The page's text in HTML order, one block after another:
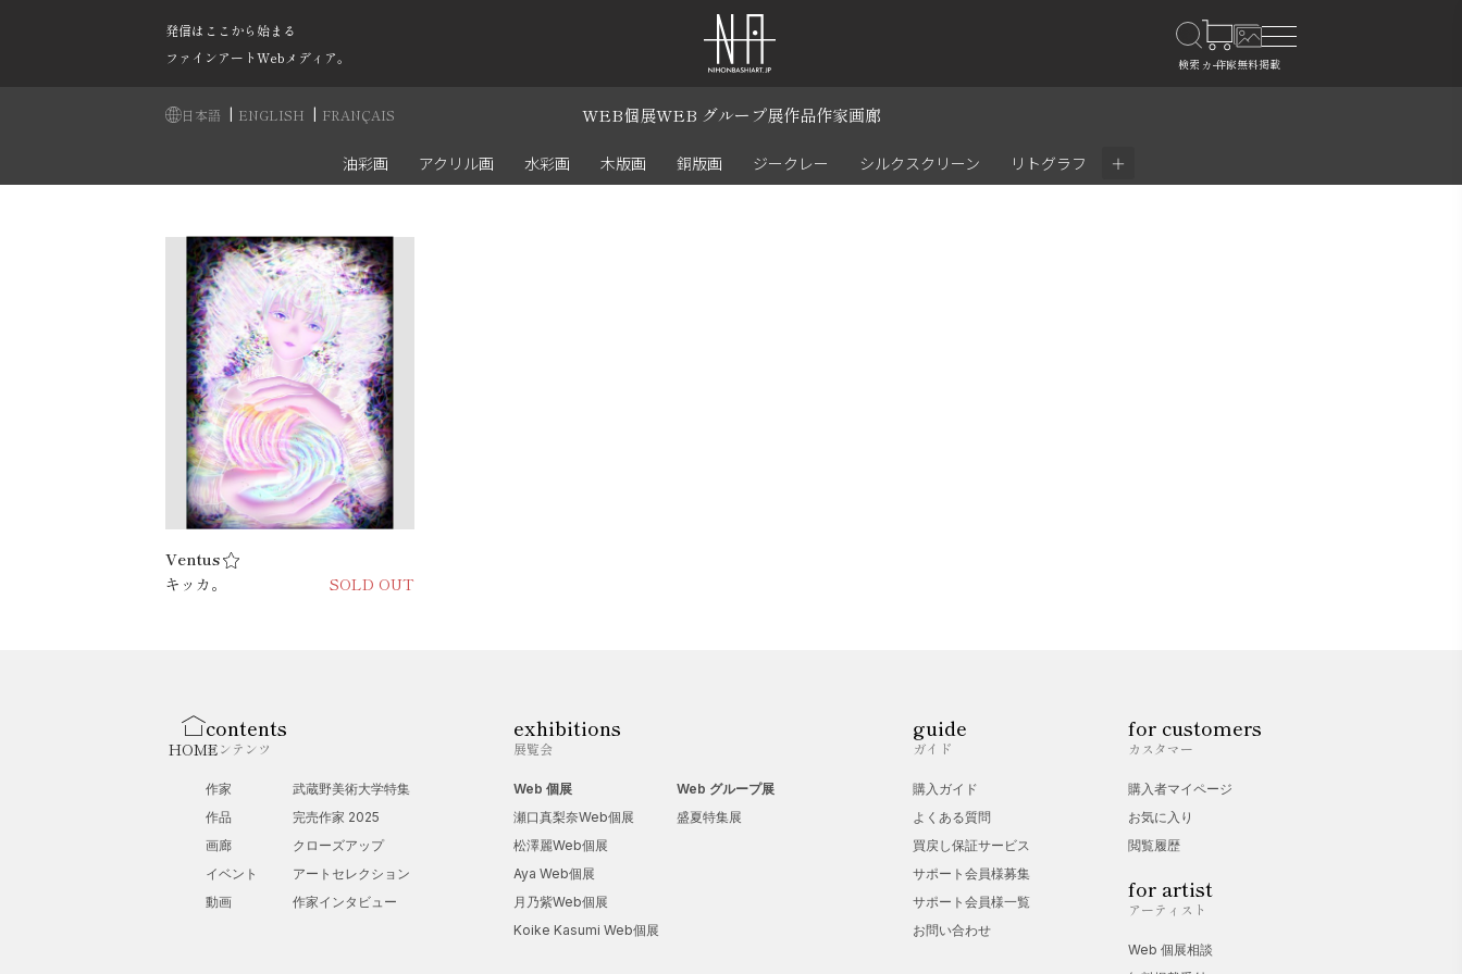
発信はここから始まる
ファインアートWebメディア。
日本語 | ENGLISH | FRANÇAIS WEB個展WEB グループ展作品作家画廊
油彩画 アクリル画 水彩画 木版画 銅版画 ジークレー シルクスクリーン リトグラフ ＋
Ventus
キッカ。
SOLD OUT
HOME
contents
コンテンツ
作家
作品
画廊
イベント
動画
武蔵野美術大学特集
完売作家 2025
クローズアップ
アートセレクション
作家インタビュー
exhibitions
展覧会
Web 個展
瀬口真梨奈Web個展
松澤麗Web個展
Aya Web個展
月乃紫Web個展
Koike Kasumi Web個展
Web グループ展
盛夏特集展
guide
ガイド
購入ガイド
よくある質問
買戻し保証サービス
サポート会員様募集
サポート会員様一覧
お問い合わせ
for customers
カスタマー
購入者マイページ
お気に入り
閲覧履歴
for artist
アーティスト
Web 個展相談